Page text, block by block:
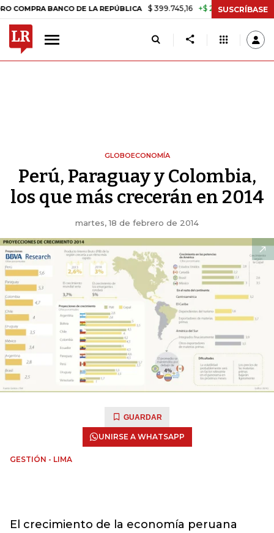
BANCO DE LA REPÚBLICA $ 399.745,16 +$ 2.295,71 +0,58%
SUSCRÍBASE
GLOBOECONOMÍA
Perú, Paraguay y Colombia,
los que más crecerán en 2014
martes, 18 de febrero de 2014
GUARDAR
UNIRSE A WHATSAPP
GESTIÓN - LIMA
El crecimiento de la economía peruana